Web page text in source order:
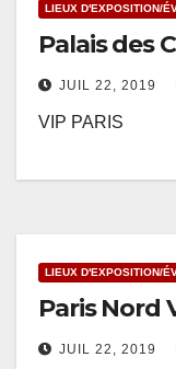
LIEUX D'EXPOSITION/
Palais des
JUIL 22, 2019
VIP PARIS
LIEUX D'EXPOSITION/
Paris Nord
JUIL 22, 2019